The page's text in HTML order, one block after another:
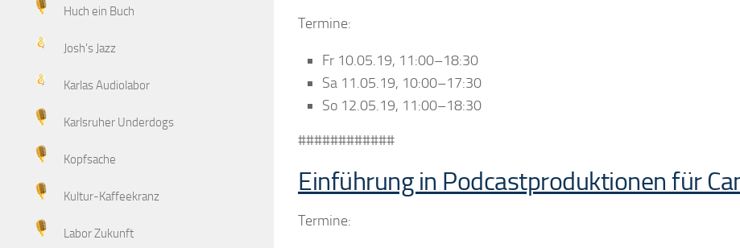
Termine:
Fr 10.05.19, 11:00–18:30
Sa 11.05.19, 10:00–17:30
So 12.05.19, 11:00–18:30
############
Einführung in Podcastproduktionen für
Termine:
Huch ein Buch
Josh's Jazz
Karlas Audiolabor
Karlsruher Underdogs
Kopfsache
Kultur-Kaffeekranz
Labor Zukunft